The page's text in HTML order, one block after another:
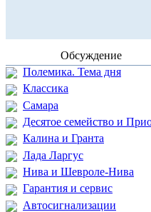
Обсуждение
Полемика. Тема дня
Классика
Самара
Десятое семейство и
Калина и Гранта
Лада Ларгус
Нива и Шевроле-Нива
Гарантия и сервис
Автосигнализации